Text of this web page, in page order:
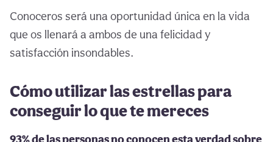
Conoceros será una oportunidad única en la vida
que os llenará a ambos de una felicidad y
satisfacción insondables.
Cómo utilizar las estrellas para
conseguir lo que te mereces
93% de las personas no conocen esta verdad sobre